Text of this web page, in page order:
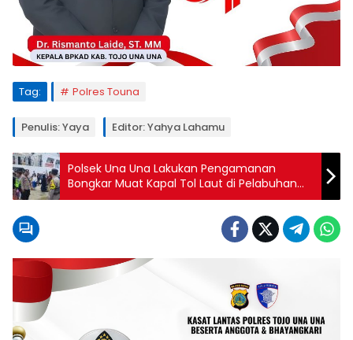
Tag: Polres Touna
Penulis: Yaya Editor: Yahya Lahamu
Polsek Una Una Lakukan Pengamanan
Bongkar Muat Kapal Tol Laut di Pelabuhan
Wakai